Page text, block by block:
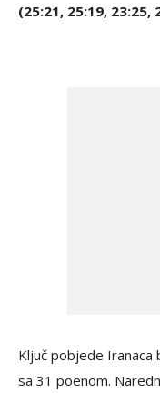
(25:21, 25:19, 23:25,
Ključ pobjede
sa 31 poenom.